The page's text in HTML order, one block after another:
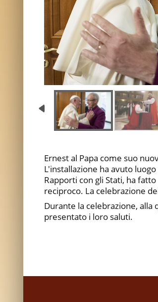
Ernest al Papa come suo
L'installazione ha avuto
Rapporti con gli Stati, ha
reciproco. La celebrazione
Durante la celebrazione, alla
presentato i loro saluti.